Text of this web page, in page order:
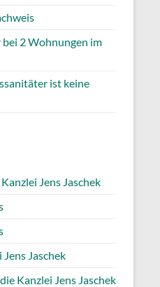
2 Wohnungen im
ist keine
Jens Jaschek
Jaschek
Kanzlei Jens Jaschek